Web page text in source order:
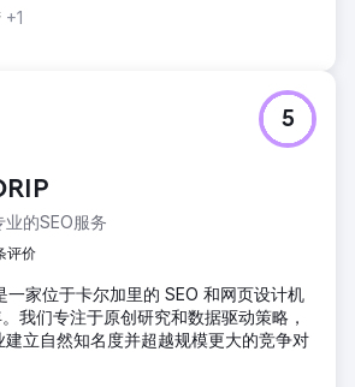
+1
的SEO服务
评价
5
家位于卡尔加里的 SEO 和网页设计机
我们专注于原创研究和数据驱动策略，
立自然知名度并超越规模更大的竞争对